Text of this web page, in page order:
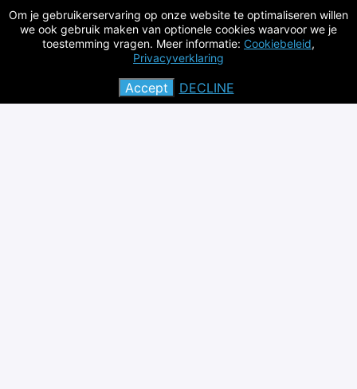
zowel mondeling als schriftelijk.
Ervaring in een coördinerende rol is een pluspunt.
Je functioneert optimaal in teamverband en deelt je
kennis en ervaring met je collega’s. Je vindt het fijn
Om je gebruikerservaring op onze website te optimaliseren willen
we ook gebruik maken van optionele cookies waarvoor we je
toestemming vragen. Meer informatie: Cookiebeleid,
Privacyverklaring
Accept DECLINE